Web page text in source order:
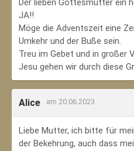
Der lieben Gottesmutter ein
JA!!
Möge die Adventszeit eine
Umkehr und der Buße sein.
Treu im Gebet und in großer
Jesu gehen wir durch diese
Alice am 20.06.2023
Liebe Mutter, ich bitte für
der Bekehrung, auch dass